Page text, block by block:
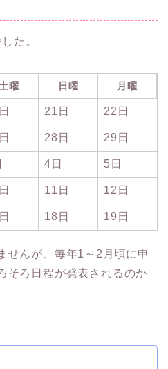
た。
土曜 日曜 月曜
21日 22日
28日 29日
4日 5日
11日 12日
18日 19日
せんが、毎年1～2月頃に申
そろ日程が発表されるのか